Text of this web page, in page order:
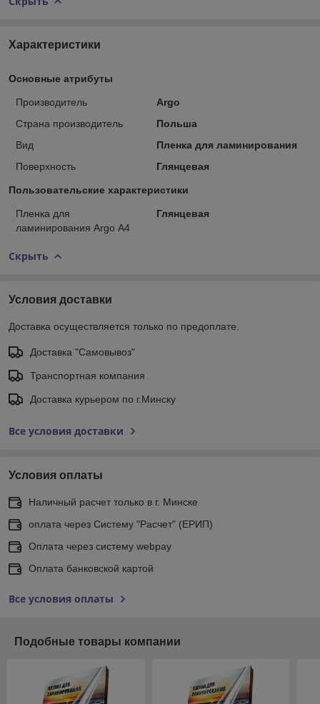
Характеристики
Основные атрибуты
Производитель
Argo
Страна производитель
Польша
Вид
Пленка для ламинирования
Поверхность
Глянцевая
Пользовательские характеристики
Пленка для
ламинирования Аrgo А4
Глянцевая
Скрыть
Условия доставки
Доставка осуществляется только по предоплате.
Доставка "Самовывоз"
Транспортная компания
Доставка курьером по г.Минску
Все условия доставки
Условия оплаты
Наличный расчет только в г. Минске
оплата через Систему "Расчет" (ЕРИП)
Оплата через систему webpay
Оплата банковской картой
Все условия оплаты
Подобные товары компании